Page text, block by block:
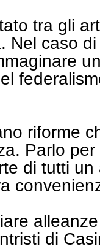
tra gli
Nel caso
riforme
Parlo
di tutti
di